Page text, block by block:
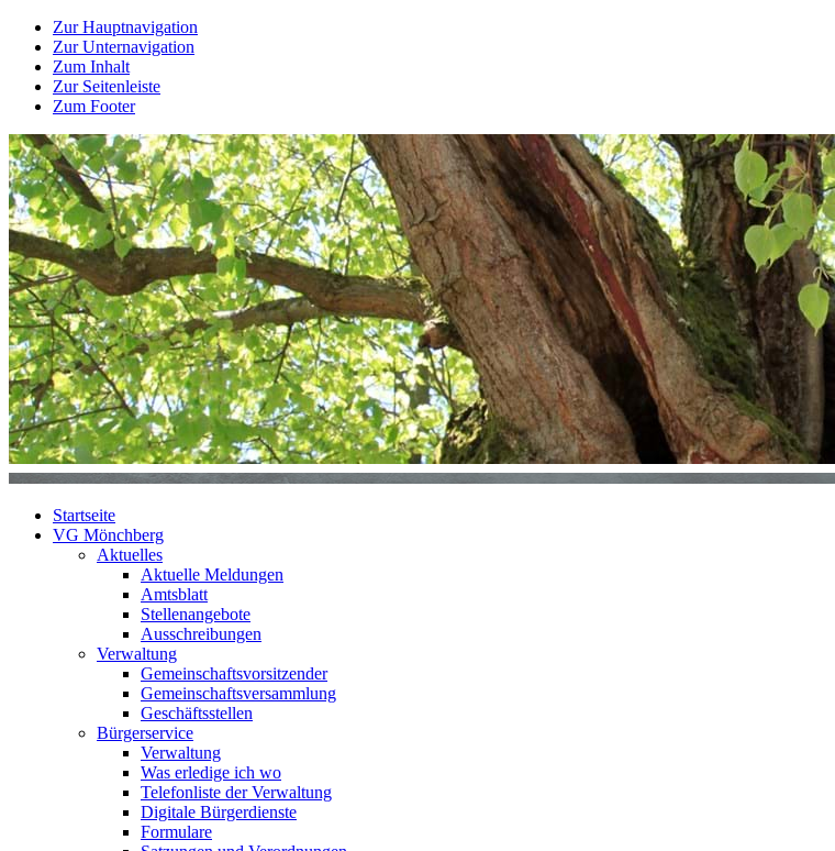
Zur Hauptnavigation
Zur Unternavigation
Zum Inhalt
Zur Seitenleiste
Zum Footer
Startseite
VG Mönchberg
Aktuelles
Aktuelle Meldungen
Amtsblatt
Stellenangebote
Ausschreibungen
Verwaltung
Gemeinschaftsvorsitzender
Gemeinschaftsversammlung
Geschäftsstellen
Bürgerservice
Verwaltung
Was erledige ich wo
Telefonliste der Verwaltung
Digitale Bürgerdienste
Formulare